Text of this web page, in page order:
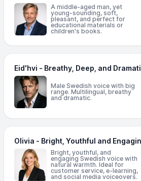
A middle-aged man, yet
young-sounding, soft,
pleasant, and perfect for
educational materials or
children's books.
Eid'hvi - Breathy, Deep, and
Male Swedish voice with big
range. Multilingual, breathy
and dramatic.
Olivia - Bright, Youthful and
Bright, youthful, and
engaging Swedish voice with
natural warmth. Ideal for
customer service, e-learning,
and social media voiceovers.